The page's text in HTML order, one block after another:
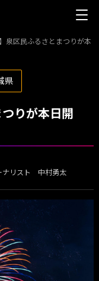
】泉区民ふるさとまつりが本
県
りが本日開
ナリスト 中村勇太